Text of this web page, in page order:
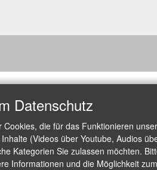
Datenschutz
die für das Funktionieren
(Videos über Youtube, Audios
Kategorien Sie zulassen möchten.
Informationen und die Möglichkeit